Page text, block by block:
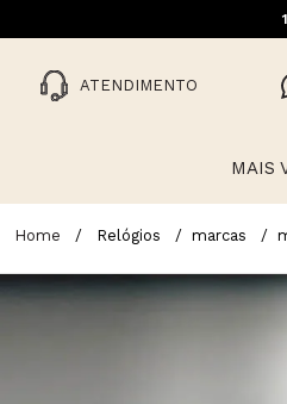
ATENDIMENTO
MAIS
Relógios marcas